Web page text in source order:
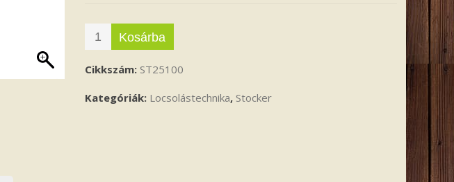
Kosárba
Cikkszám: ST25100
Kategóriák: Locsolástechnika, Stocker